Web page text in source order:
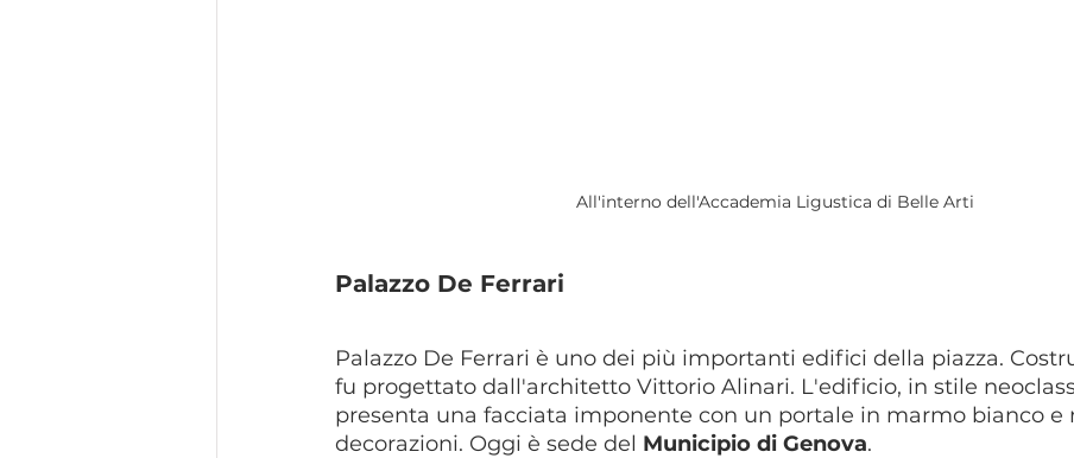
All'interno dell'Accademia Ligustica di Belle Arti
Palazzo De Ferrari
Palazzo De Ferrari è uno dei più importanti edifici della piazza.
fu progettato dall'architetto Vittorio Alinari. L'edificio, in stile
presenta una facciata imponente con un portale in marmo bianco e
decorazioni. Oggi è sede del Municipio di Genova.